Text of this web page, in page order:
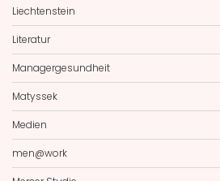
Liechtenstein
Literatur
Managergesundheit
Matyssek
Medien
men@work